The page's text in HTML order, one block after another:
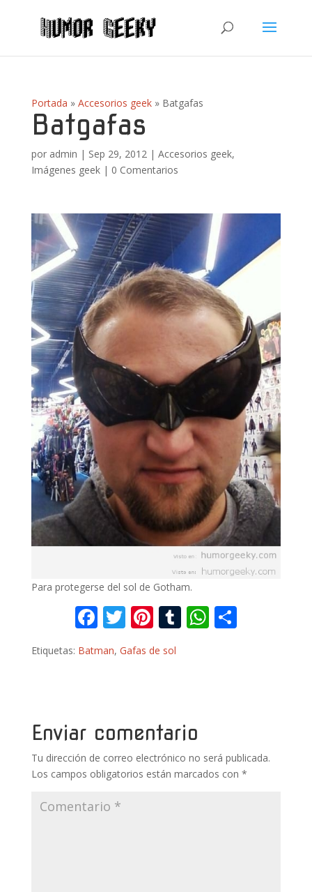
Portada » Accesorios geek» Batgafas
Batgafas
por admin | Sep 29, 2012| Accesorios geek,
Imágenes geek| 0 Comentarios
Para protegerse del sol de Gotham.
F
ac
e
o
k
T
w
itt
Pi
nt
er
T
u
W
h
p r
Etiquetas: Batman, Gafas de sol
Enviar comentario
Tu dirección de correo electrónico no será publicada.
Los campos obligatorios están marcados con *